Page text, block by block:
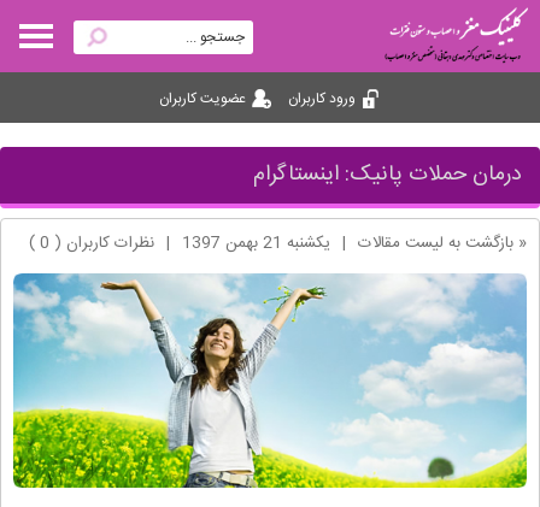
ورود کاربران عضویت کاربران
درمان حملات پانیک: اینستاگرام
« بازگشت به لیست مقالات | یکشنبه 21 بهمن 1397 | نظرات کاربران ( 0 )